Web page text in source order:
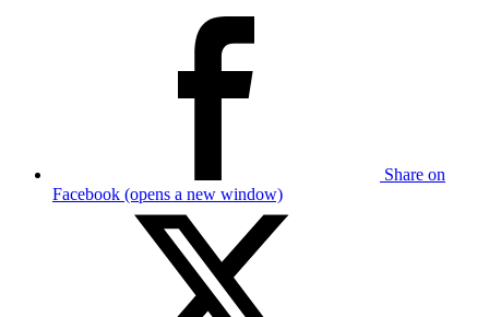
Share on
Facebook (opens a new window)